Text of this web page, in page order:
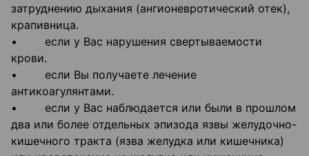
затруднению дыхания (ангионевротический отек),
крапивница.
• если у Вас нарушения свертываемости
крови.
• если Вы получаете лечение
антикоагулянтами.
• если у Вас наблюдается или были в прошлом
два или более отдельных эпизода язвы желудочно-
кишечного тракта (язва желудка или кишечника)